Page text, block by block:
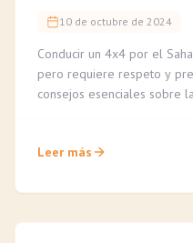
10 de octubre de 2024
Conducir un 4x4 por el
pero requiere respeto y
consejos esenciales sobre
Leer más